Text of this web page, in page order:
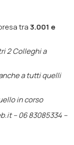
tra3.001 e
2 Colleghi a
a tutti quelli
in corso
–06 83085334 –